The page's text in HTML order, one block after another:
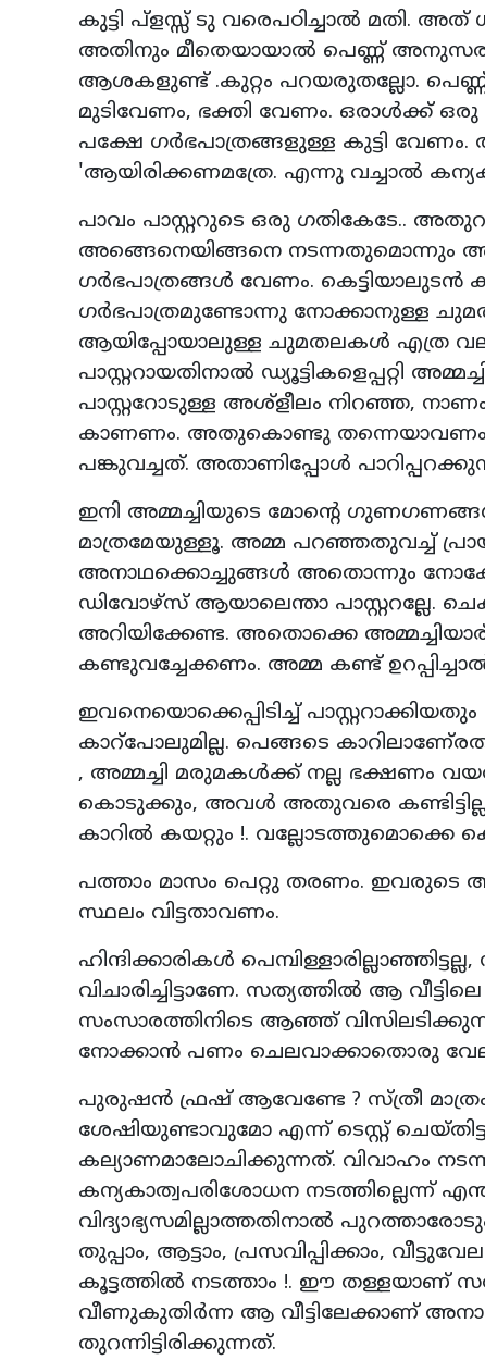
കുട്ടി പ്‌ളസ്സ് ടു വരെപഠിച്ചാല്‍ മതി.
അതിനും മീതെയായാല്‍ പെണ്ണ്
ആശകളുണ്ട് .കുറ്റം പറയരുതല്ലോ.
മുടിവേണം, ഭക്തി വേണം. ഒരാള്‍ക്ക് ഒരു
പക്ഷേ ഗര്‍ഭപാത്രങ്ങളുള്ള കുട്ടി
'ആയിരിക്കണമത്രേ. എന്നു വച്ചാല്‍
പാവം പാസ്റ്ററുടെ ഒരു ഗതികേടേ..
അങ്ങെനെയിങ്ങനെ നടന്നതുമൊന്നും
ഗര്‍ഭപാത്രങ്ങള്‍ വേണം. കെട്ടിയാലുടന്‍
ഗര്‍ഭപാത്രമുണ്ടോന്നു നോക്കാനുള്ള
ആയിപ്പോയാലുള്ള ചുമതലകള്‍ എത്ര
പാസ്റ്ററായതിനാല്‍ ഡ്യൂട്ടികളെപ്പറ്റി
പാസ്റ്ററോടുള്ള അശ്‌ളീലം നിറഞ്ഞ,
കാണണം. അതുകൊണ്ടു
പങ്കുവച്ചത്. അതാണിപ്പോള്‍
ഇനി അമ്മച്ചിയുടെ മോന്റെ
മാത്രമേയുള്ളൂ. അമ്മ പറഞ്ഞതുവച്ച്
അനാഥക്കൊച്ചുങ്ങള്‍ അതൊന്നും
ഡിവോഴ്‌സ് ആയാലെന്താ പാസ്റ്ററല്ലേ.
അറിയിക്കേണ്ട. അതൊക്കെ
കണ്ടുവച്ചേക്കണം. അമ്മ കണ്ട്
ഇവനെയൊക്കെപ്പിടിച്ച്
കാറ്‌പോലുമില്ല. പെങ്ങടെ
, അമ്മച്ചി മരുമകള്‍ക്ക് നല്ല ഭക്ഷണം
കൊടുക്കും, അവള്‍ അതുവരെ
കാറില്‍ കയറ്റും !. വല്ലോടത്തുമൊക്കെ
പത്താം മാസം പെറ്റു തരണം.
സ്ഥലം വിട്ടതാവണം.
ഹിന്ദിക്കാരികള്‍
വിചാരിച്ചിട്ടാണേ. സത്യത്തില്‍ ആ
സംസാരത്തിനിടെ ആഞ്ഞ്
നോക്കാന്‍ പണം ചെലവാക്കാതൊരു
പുരുഷന്‍ ഫ്രഷ് ആവേണ്ടേ ? സ്ത്രീ
ശേഷിയുണ്ടാവുമോ എന്ന് ടെസ്റ്റ്
കല്യാണമാലോചിക്കുന്നത്. വിവാഹം
കന്യകാത്വപരിശോധന നടത്തില്ലെന്ന്
വിദ്യാഭ്യസമില്ലാത്തതിനാല്‍
തുപ്പാം, ആട്ടാം, പ്രസവിപ്പിക്കാം,
കൂട്ടത്തില്‍ നടത്താം !. ഈ തള്ളയാണ്
വീണുകുതിര്‍ന്ന ആ വീട്ടിലേക്കാണ്
തുറന്നിട്ടിരിക്കുന്നത്.